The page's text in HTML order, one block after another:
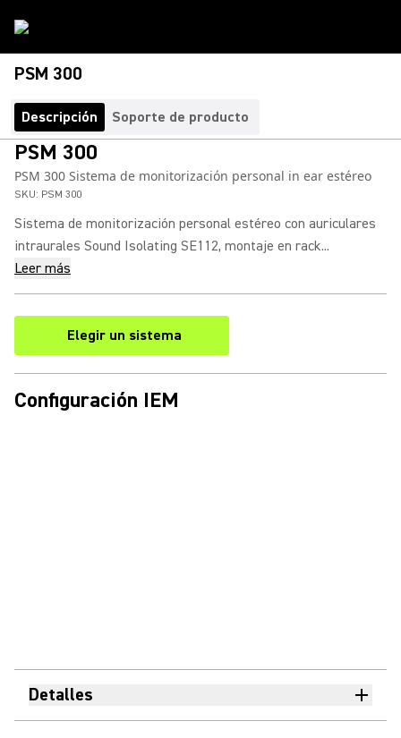
PSM 300
Descripción Soporte de producto
PSM 300
PSM 300 Sistema de monitorización personal in ear estéreo
SKU: PSM 300
Sistema de monitorización personal estéreo con auriculares
intraurales Sound Isolating SE112, montaje en rack...
Leer más
Elegir un sistema
Configuración IEM
Detalles